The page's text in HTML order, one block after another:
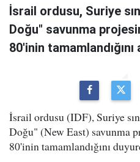
İsrail ordusu, Suriye
Doğu" savunma
80'inin tamamlandığını
İsrail ordusu (IDF), Suriye
Doğu" (New East) savunma
80'inin tamamlandığını